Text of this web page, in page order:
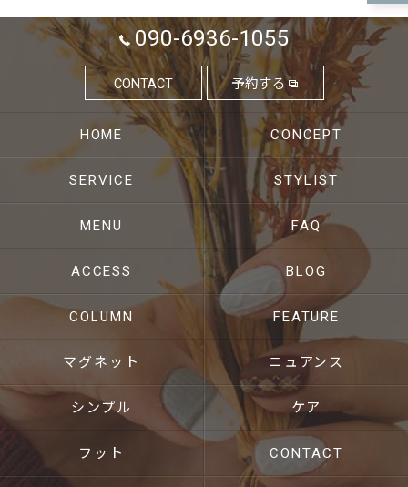
090-6936-1055
CONTACT 予約する
HOME CONCEPT
SERVICE STYLIST
MENU FAQ
ACCESS BLOG
COLUMN FEATURE
マグネット ニュアンス
シンプル ケア
フット CONTACT